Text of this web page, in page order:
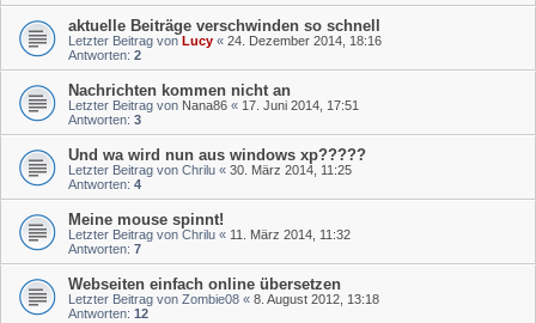
aktuelle Beiträge verschwinden so schnell
Letzter Beitrag von Lucy « 24. Dezember 2014, 18:16
Antworten: 2
Nachrichten kommen nicht an
Letzter Beitrag von Nana86 « 17. Juni 2014, 17:51
Antworten: 3
Und wa wird nun aus windows xp?????
Letzter Beitrag von Chrilu « 30. März 2014, 11:25
Antworten: 4
Meine mouse spinnt!
Letzter Beitrag von Chrilu « 11. März 2014, 11:32
Antworten: 7
Webseiten einfach online übersetzen
Letzter Beitrag von Zombie08 « 8. August 2012, 13:18
Antworten: 12